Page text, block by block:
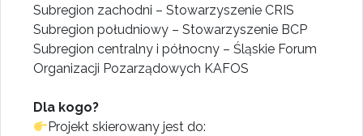
Subregion zachodni – Stowarzyszenie CRIS
Subregion południowy – Stowarzyszenie BCP
Subregion centralny i północny – Śląskie Forum
Organizacji Pozarządowych KAFOS
Dla kogo?
Projekt skierowany jest do: